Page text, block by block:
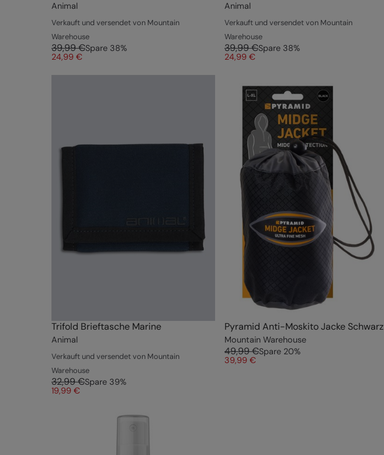
Animal
Verkauft und versendet von Mountain
Warehouse
39,99 €Spare 38%
24,99 €
Animal
Verkauft und versendet von Mountain
Warehouse
39,99 €Spare 38%
24,99 €
Trifold Brieftasche Marine
Animal
Verkauft und versendet von Mountain
Warehouse
32,99 €Spare 39%
19,99 €
Pyramid Anti-Moskito Jacke Schwarz
Mountain Warehouse
49,99 €Spare 20%
39,99 €